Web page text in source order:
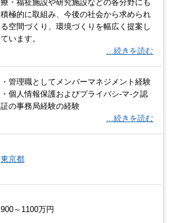
療・福祉施設や研究施設などの各分野にも
積極的に取組み、今後の社会から求められ
る空間づくり、環境づくりを幅広く提案し
ています。
…続きを読む
・管理職としてメンバーマネジメント経験
・個人情報保護およびプライバシ-マ-ク認
証の事務局経験の経験
…続きを読む
東京都
900～1100万円